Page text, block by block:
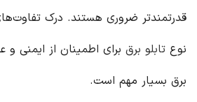
قدرتمندتر ضروری هستند. درک
نوع تابلو برق برای اطمینان از ایمنی
برق بسیار مهم است.